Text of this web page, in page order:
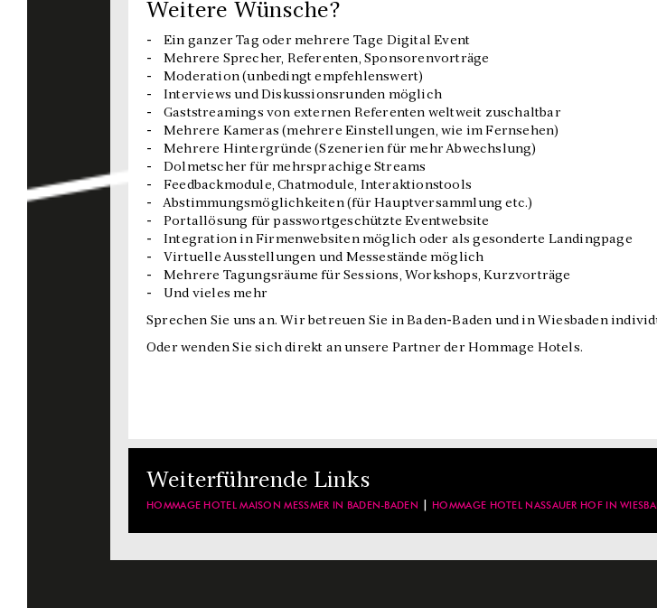
Weitere Wünsche?
- Ein ganzer Tag oder mehrere Tage Digital Event
- Mehrere Sprecher, Referenten, Sponsorenvorträge
- Moderation (unbedingt empfehlenswert)
- Interviews und Diskussionsrunden möglich
- Gaststreamings von externen Referenten weltweit zuschaltbar
- Mehrere Kameras (mehrere Einstellungen, wie im Fernsehen)
- Mehrere Hintergründe (Szenerien für mehr Abwechslung)
- Dolmetscher für mehrsprachige Streams
- Feedbackmodule, Chatmodule, Interaktionstools
- Abstimmungsmöglichkeiten (für Hauptversammlung etc.)
- Portallösung für passwortgeschützte Eventwebsite
- Integration in Firmenwebsiten möglich oder als gesonderte Landingpage
- Virtuelle Ausstellungen und Messestände möglich
- Mehrere Tagungsräume für Sessions, Workshops, Kurzvorträge
- Und vieles mehr
Sprechen Sie uns an. Wir betreuen Sie in Baden-Baden und in Wiesbaden
Oder wenden Sie sich direkt an unsere Partner der Hommage Hotels.
Weiterführende Links
HOMMAGE HOTEL MAISON MESSMER IN BADEN-BADEN HOMMAGE HOTEL NASSAUER HOF IN